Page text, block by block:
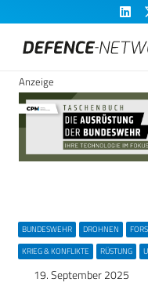
Anzeige
BUNDESWEHR DROHNEN
KRIEG & KONFLIKTE
RÜSTUNG
19. September 2025